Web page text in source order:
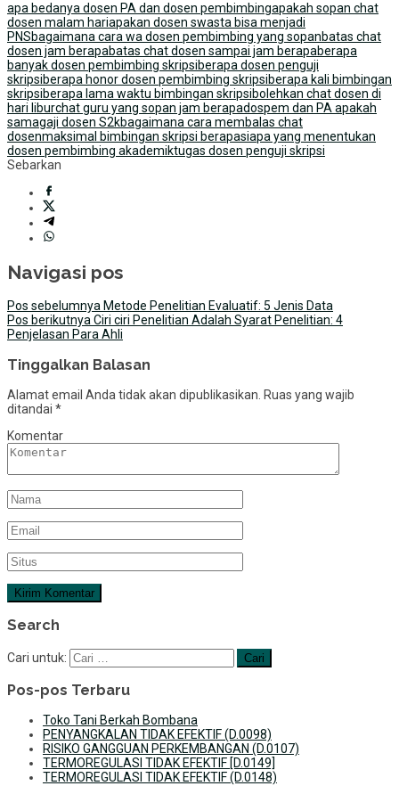
apa bedanya dosen PA dan dosen pembimbingapakah sopan chat
dosen malam hariapakan dosen swasta bisa menjadi
PNSbagaimana cara wa dosen pembimbing yang sopanbatas chat
dosen jam berapabatas chat dosen sampai jam berapaberapa
banyak dosen pembimbing skripsiberapa dosen penguji
skripsiberapa honor dosen pembimbing skripsiberapa kali bimbingan
skripsiberapa lama waktu bimbingan skripsibolehkan chat dosen di
hari liburchat guru yang sopan jam berapadospem dan PA apakah
samagaji dosen S2kbagaimana cara membalas chat
dosenmaksimal bimbingan skripsi berapasiapa yang menentukan
dosen pembimbing akademiktugas dosen penguji skripsi
Sebarkan
Navigasi pos
Pos sebelumnya Metode Penelitian Evaluatif: 5 Jenis Data
Pos berikutnya Ciri ciri Penelitian Adalah Syarat Penelitian: 4
Penjelasan Para Ahli
Tinggalkan Balasan
Alamat email Anda tidak akan dipublikasikan. Ruas yang wajib
ditandai *
Komentar
Search
Cari untuk:
Pos-pos Terbaru
Toko Tani Berkah Bombana
PENYANGKALAN TIDAK EFEKTIF (D.0098)
RISIKO GANGGUAN PERKEMBANGAN (D.0107)
TERMOREGULASI TIDAK EFEKTIF [D.0149]
TERMOREGULASI TIDAK EFEKTIF (D.0148)